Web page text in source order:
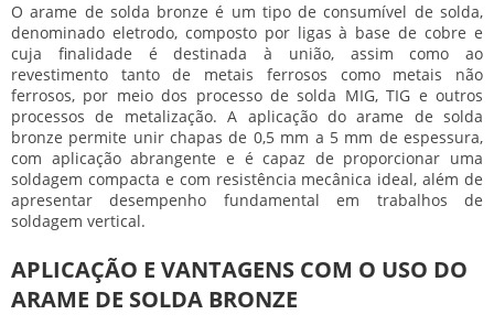
Oarame de solda bronze é um tipo de consumível de solda,
denominado eletrodo, composto por ligas à base de cobre e
cuja finalidade é destinada à união, assim como ao
revestimento tanto de metais ferrosos como metais não
ferrosos, por meio dos processo de solda MIG, TIG e outros
processos de metalização. A aplicação doarame de solda
bronze permite unir chapas de 0,5 mm a 5 mm de espessura,
com aplicação abrangente e é capaz de proporcionar uma
soldagem compacta e com resistência mecânica ideal, além de
apresentar desempenho fundamental em trabalhos de
soldagem vertical.
APLICAÇÃO E VANTAGENS COM O USO DO
ARAME DE SOLDA BRONZE